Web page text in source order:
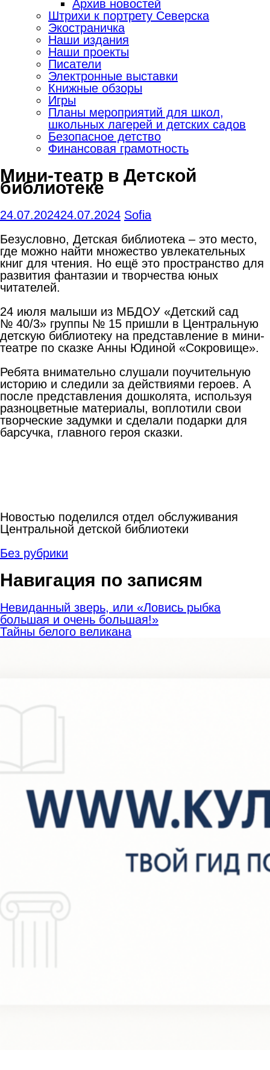
Архив новостей
Штрихи к портрету Северска
Экостраничка
Наши издания
Наши проекты
Писатели
Электронные выставки
Книжные обзоры
Игры
Планы мероприятий для школ,
школьных лагерей и детских садов
Безопасное детство
Финансовая грамотность
Мини-театр в Детской
библиотеке
24.07.202424.07.2024 Sofia
Безусловно, Детская библиотека – это место,
где можно найти множество увлекательных
книг для чтения. Но ещё это пространство для
развития фантазии и творчества юных
читателей.
24 июля малыши из МБДОУ «Детский сад
№ 40/3» группы № 15 пришли в Центральную
детскую библиотеку на представление в мини-
театре по сказке Анны Юдиной «Сокровище».
Ребята внимательно слушали поучительную
историю и следили за действиями героев. А
после представления дошколята, используя
разноцветные материалы, воплотили свои
творческие задумки и сделали подарки для
барсучка, главного героя сказки.
Новостью поделился отдел обслуживания
Центральной детской библиотеки
Без рубрики
Навигация по записям
Невиданный зверь, или «Ловись рыбка
большая и очень большая!»
Тайны белого великана